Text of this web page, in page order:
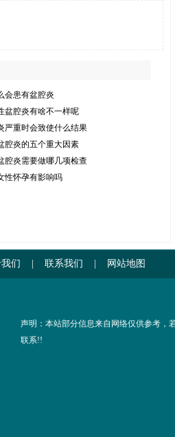
会患有盆腔炎
盆腔炎有啥不一样呢
严重时会致使什么结果
腔炎的五个重大因素
腔炎需要做哪几项检查
性怀孕有影响吗
们 联系我们 网站地图
声明：本站部分信息来自网络仅供参考，
联系!!